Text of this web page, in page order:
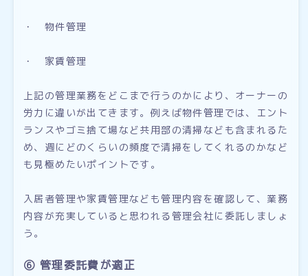
・ 物件管理
・ 家賃管理
上記の管理業務をどこまで行うのかにより、オーナーの
労力に違いが出てきます。例えば物件管理では、エント
ランスやゴミ捨て場など共用部の清掃なども含まれるた
め、週にどのくらいの頻度で清掃をしてくれるのかなど
も見極めたいポイントです。
入居者管理や家賃管理なども管理内容を確認して、業務
内容が充実していると思われる管理会社に委託しましょ
う。
⑥ 管理委託費が適正